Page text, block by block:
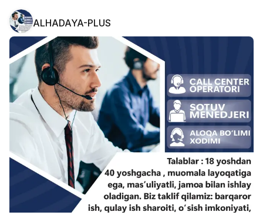
Safia
Restaurants and Fast Food,Trade and
Retail
Ish o‘rinlari:511
B&B
Restaurants and Fast Food
Ish o‘rinlari:351
Oqtepa Lavash
Restaurants and Fast Food
Ish o‘rinlari:202
Burger King Uzb
Hotels and Tourism,Boshqa
Ish o‘rinlari:50
ALHADAYA-PLUS